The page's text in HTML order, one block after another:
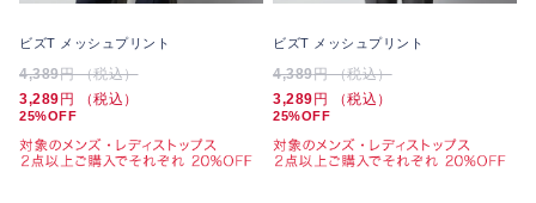
ビズT メッシュプリント
4,389円 （税込）
3,289円 （税込）
25%OFF
ビズT メッシュプリント
4,389円 （税込）
3,289円 （税込）
25%OFF